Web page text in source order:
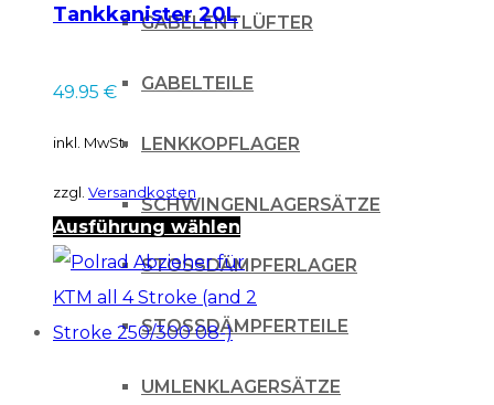
GABELENTLÜFTER
GABELTEILE
LENKKOPFLAGER
SCHWINGENLAGERSÄTZE
STOSSDÄMPFERLAGER
STOSSDÄMPFERTEILE
UMLENKLAGERSÄTZE
Tankkanister 20L
Schnellverschluss
49.95 €
inkl. MwSt.
zzgl. Versandkosten
Ausführung wählen
Produkt
weist
mehrere